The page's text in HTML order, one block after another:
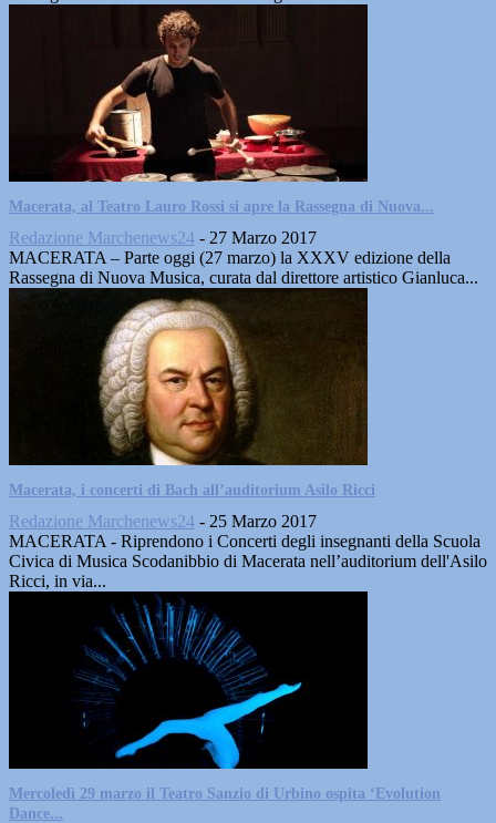
Macerata, al Teatro Lauro Rossi si apre la Rassegna di Nuova...
Redazione Marchenews24 - 27 Marzo 2017
MACERATA – Parte oggi (27 marzo) la XXXV edizione della
Rassegna di Nuova Musica, curata dal direttore artistico Gianluca...
Macerata, i concerti di Bach all’auditorium Asilo Ricci
Redazione Marchenews24 - 25 Marzo 2017
MACERATA - Riprendono i Concerti degli insegnanti della Scuola
Civica di Musica Scodanibbio di Macerata nell’auditorium dell'Asilo
Ricci, in via...
Mercoledì 29 marzo il Teatro Sanzio di Urbino ospita ‘Evolution
Dance...